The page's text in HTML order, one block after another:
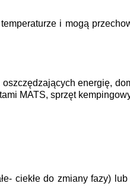
i mogą
energię,
MATS, sprzęt
ciekłe do zmiany fazy)